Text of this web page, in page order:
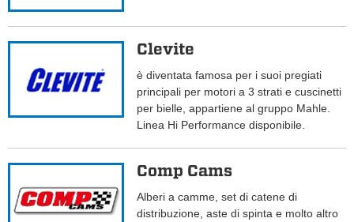
Clevite
è diventata famosa per i suoi pregiati
principali per motori a 3 strati e cuscinetti
per bielle, appartiene al gruppo Mahle.
Linea Hi Performance disponibile.
Comp Cams
Alberi a camme, set di catene di
distribuzione, aste di spinta e molto altro